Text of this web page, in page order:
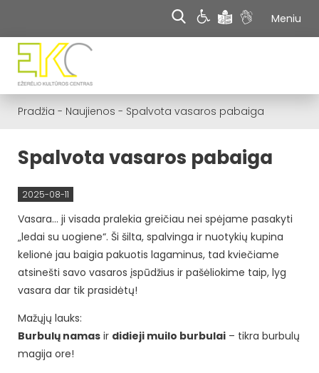
Meniu
Pradžia - Naujienos - Spalvota vasaros pabaiga
Spalvota vasaros pabaiga
2025-08-11
Vasara… ji visada pralekia greičiau nei spėjame pasakyti
„ledai su uogiene“. Ši šilta, spalvinga ir nuotykių kupina
kelionė jau baigia pakuotis lagaminus, tad kviečiame
atsinešti savo vasaros įspūdžius ir pašėliokime taip, lyg
vasara dar tik prasidėtų!
Mažųjų lauks:
Burbulų namas ir didieji muilo burbulai – tikra burbulų
magija ore!